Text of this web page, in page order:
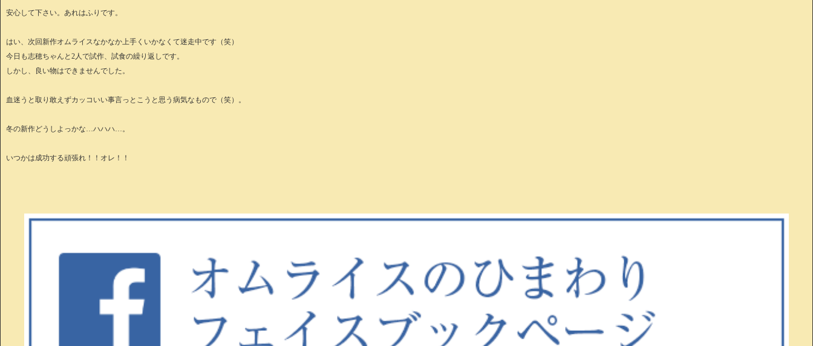
安心して下さい。あれはふりです。
はい、次回新作オムライスなかなか上手くいかなくて迷走中です（笑）
今日も志穂ちゃんと2人で試作、試食の繰り返しです。
しかし、良い物はできませんでした。
血迷うと取り敢えずカッコいい事言っとこうと思う病気なもので（笑）。
冬の新作どうしよっかな…ハハハ…。
いつかは成功する頑張れ！！オレ！！